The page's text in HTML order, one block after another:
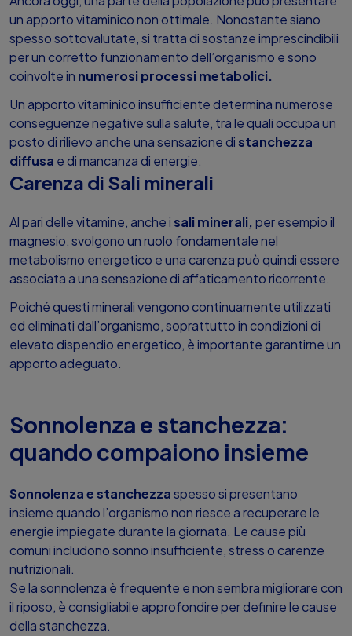
un apporto vitaminico non ottimale. Nonostante siano
spesso sottovalutate, si tratta di sostanze imprescindibili
per un corretto funzionamento dell’organismo e sono
coinvolte in numerosi processi metabolici.
Un apporto vitaminico insufficiente determina numerose
conseguenze negative sulla salute, tra le quali occupa un
posto di rilievo anche una sensazione distanchezza
diffusa e di mancanza di energie.
Carenza di Sali minerali
Al pari delle vitamine, anche isali minerali, per esempio il
magnesio, svolgono un ruolo fondamentale nel
metabolismo energetico e una carenza può quindi essere
associata a una sensazione di affaticamento ricorrente.
Poiché questi minerali vengono continuamente utilizzati
ed eliminati dall’organismo, soprattutto in condizioni di
elevato dispendio energetico, è importante garantirne un
apporto adeguato.
Sonnolenza e stanchezza:
quando compaiono insieme
Sonnolenza e stanchezzaspesso si presentano
insieme quando l’organismo non riesce a recuperare le
energie impiegate durante la giornata. Le cause più
comuni includono sonno insufficiente, stress o carenze
nutrizionali.
Se la sonnolenza è frequente e non sembra migliorare con
il riposo, è consigliabile approfondire per definire le cause
della stanchezza.